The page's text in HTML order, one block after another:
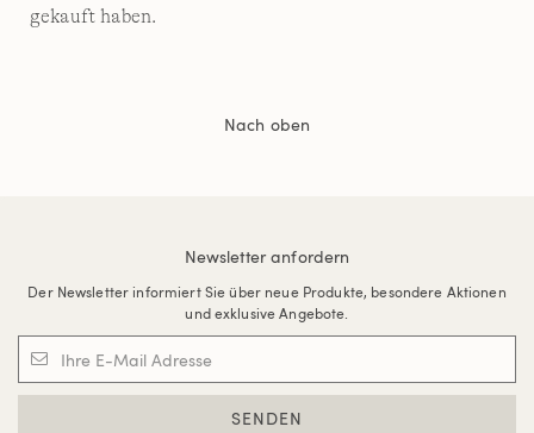
gekauft haben.
Nach oben
Newsletter anfordern
Der Newsletter informiert Sie über neue Produkte, besondere Aktionen
und exklusive Angebote.
SENDEN